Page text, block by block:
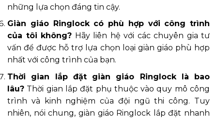
những lựa chọn đáng tin cậy.
Giàn giáo Ringlock có phù hợp với công trình
của tôi không? Hãy liên hệ với các chuyên gia tư
vấn để được hỗ trợ lựa chọn loại giàn giáo phù hợp
nhất với công trình của bạn.
Thời gian lắp đặt giàn giáo Ringlock là bao
lâu? Thời gian lắp đặt phụ thuộc vào quy mô công
trình và kinh nghiệm của đội ngũ thi công. Tuy
nhiên, nói chung, giàn giáo Ringlock lắp đặt nhanh